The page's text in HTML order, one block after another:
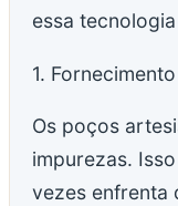
essa
1.
Os poços
impurezas.
vezes enfrenta